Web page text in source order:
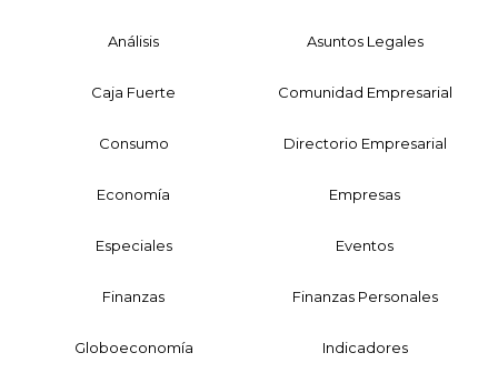
Análisis Asuntos Legales
Caja Fuerte Comunidad Empresarial
Consumo Directorio Empresarial
Economía Empresas
Especiales Eventos
Finanzas Finanzas Personales
Globoeconomía Indicadores